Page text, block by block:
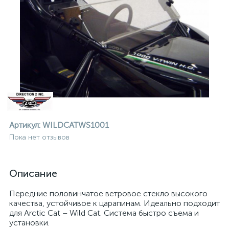
Артикул: WILDCATWS1001
Пока нет отзывов
Описание
Передние половинчатое ветровое стекло высокого
качества, устойчивое к царапинам. Идеально подходит
для Arctic Cat – Wild Cat. Система быстро съема и
установки.